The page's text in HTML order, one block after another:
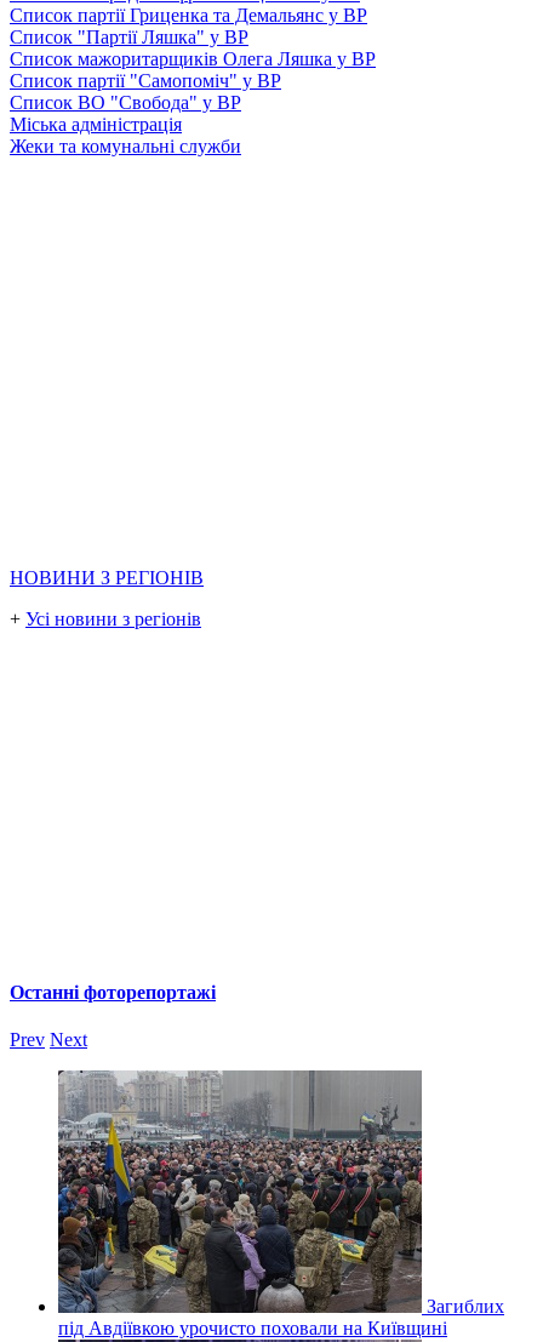
Список партії Гриценка та Демальянс у ВР
Список "Партії Ляшка" у ВР
Список мажоритарщиків Олега Ляшка у ВР
Список партії "Самопоміч" у ВР
Список ВО "Свобода" у ВР
Міська адміністрація
Жеки та комунальні служби
НОВИНИ З РЕГІОНІВ
+ Усі новини з регіонів
Останні фоторепортажі
Prev Next
Загиблих
під Авдіївкою урочисто поховали на Київщині